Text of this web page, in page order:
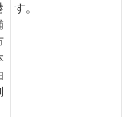
す。